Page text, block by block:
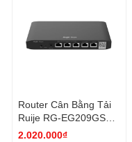
Router Cân Bằng Tải
Ruije RG-EG209GS
1GB
2.020.000₫